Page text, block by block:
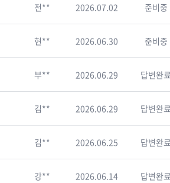
전** 2026.07.02 준비중
현** 2026.06.30 준비중
부** 2026.06.29 답변완
김** 2026.06.29 답변완
김** 2026.06.25 답변완
강** 2026.06.14 답변완